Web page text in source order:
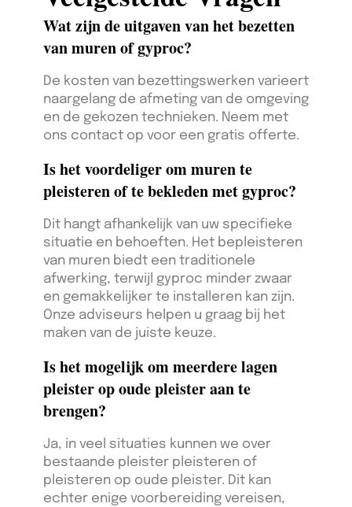
Wat zijn de uitgaven van het bezetten
van muren of gyproc?
De kosten van bezettingswerken varieert
naargelang de afmeting van de omgeving
en de gekozen technieken. Neem met
ons contact op voor een gratis offerte.
Is het voordeliger om muren te
pleisteren of te bekleden met gyproc?
Dit hangt afhankelijk van uw specifieke
situatie en behoeften. Het bepleisteren
van muren biedt een traditionele
afwerking, terwijl gyproc minder zwaar
en gemakkelijker te installeren kan zijn.
Onze adviseurs helpen u graag bij het
maken van de juiste keuze.
Is het mogelijk om meerdere lagen
pleister op oude pleister aan te
brengen?
Ja, in veel situaties kunnen we over
bestaande pleister pleisteren of
pleisteren op oude pleister. Dit kan
echter enige voorbereiding vereisen,